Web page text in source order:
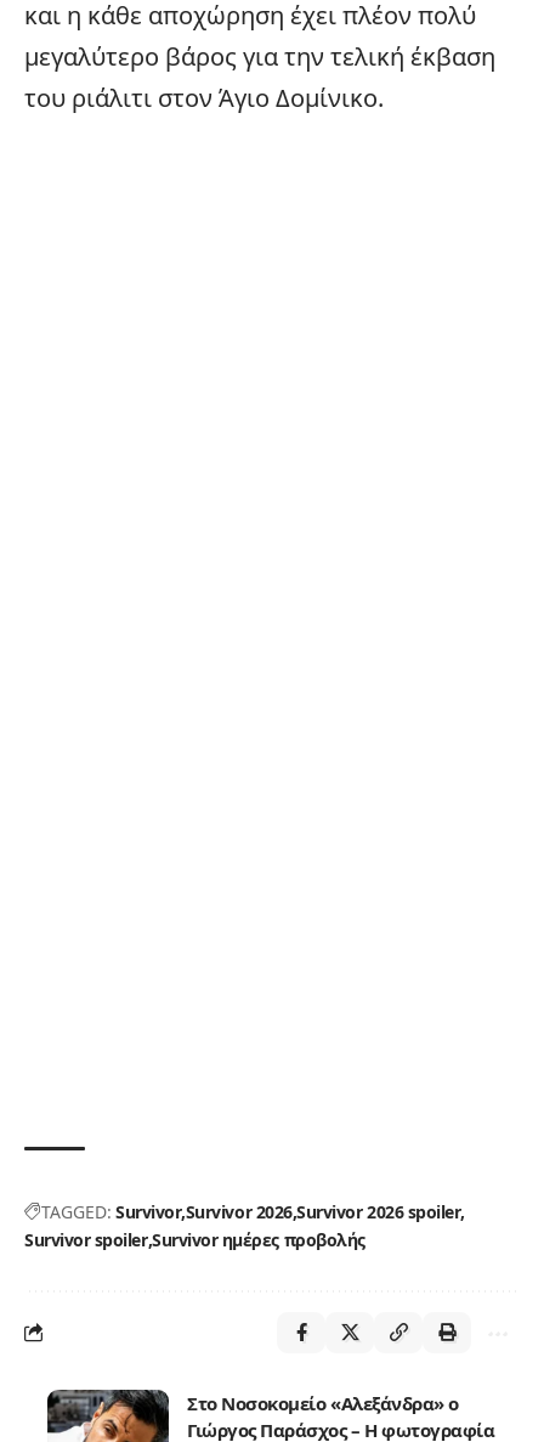
και η κάθε αποχώρηση έχει πλέον πολύ
μεγαλύτερο βάρος για την τελική έκβαση
του ριάλιτι στον Άγιο Δομίνικο.
TAGGED: SurvivorSurvivor 2026Survivor 2026 spoiler
Survivor spoilerSurvivor ημέρες προβολής
Στο Νοσοκομείο «Αλεξάνδρα» ο
Γιώργος Παράσχος – Η φωτογραφία